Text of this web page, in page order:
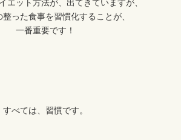
エット方法が、出てきていますが、
った食事を習慣化することが、
一番重要です！
すべては、習慣です。